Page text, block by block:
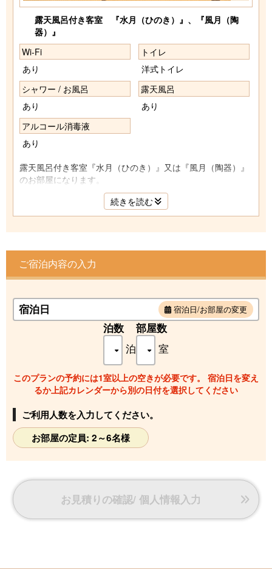
露天風呂付き客室 『水月（ひのき）』、『風月（陶
器）』
Wi-Fi
あり
トイレ
洋式トイレ
シャワー / お風呂
あり
露天風呂
あり
アルコール消毒液
あり
露天風呂付き客室『水月（ひのき）』又は『風月（陶器）』
のお部屋になります。
続きを読む
ご宿泊内容の入力
宿泊日 宿泊日/お部屋の変更
泊数
泊
部屋数
室
このプランの予約には1室以上の空きが必要です。 宿泊日を変え
るか上記カレンダーから別の日付を選択してください
ご利用人数を入力してください。
お部屋の定員: 2～6名様
お見積りの確認/ 個人情報入力